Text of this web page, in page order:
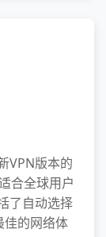
VPN版本的
合全球用户
了自动选择
佳的网络体